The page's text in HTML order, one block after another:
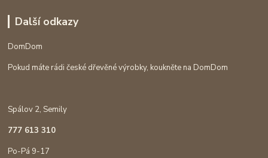
Další odkazy
DomDom
Pokud máte rádi české dřevěné výrobky, koukněte na DomDom
Spálov 2, Semily
777 613 310
Po-Pá 9-17